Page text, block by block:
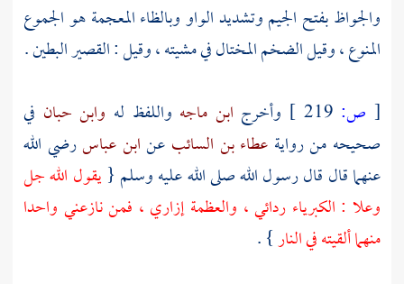
والجواظ بفتح الجيم وتشديد الواو وبالظاء المعجمة هو الجموع
المنوع ، وقيل الضخم المختال في مشيته ، وقيل : القصير البطين .
[ ص: وأخرج ابن ماجه واللفظ له وابن حبان في
صحيحه من رواية عطاء بن السائب عنابن عباسرضي الله
عنهما قال قال رسول الله صلى الله عليه وسلم {يقول الله جل
وعلا : الكبرياء ردائي ، والعظمة إزاري ، فمن نازعني واحدا
منهما ألقيته في النار} .